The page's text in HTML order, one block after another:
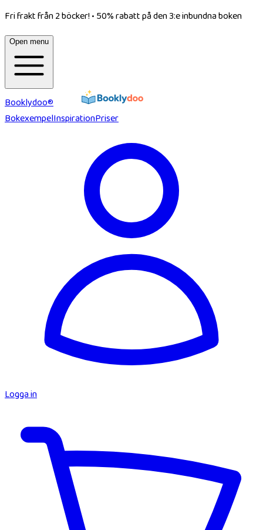
Fri frakt från 2 böcker!•50% rabatt på den 3:e inbundna boken
Open menu
Booklydoo®
BokexempelInspirationPriser
Logga in